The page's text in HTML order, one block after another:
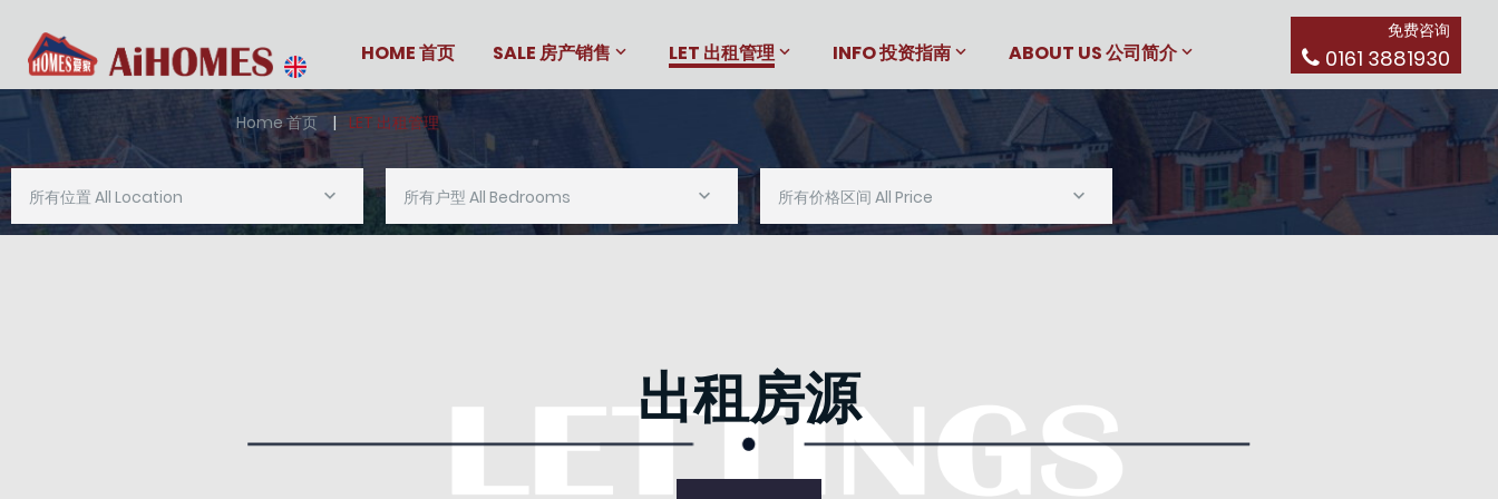
免费咨询
0161 3881930
HOME 首页 SALE 房产销售 LET 出租管理 INFO 投资指南 ABOUT US 公司简介
Home 首页 LET 出租管理
所有位置 All Location 所有户型 All Bedrooms 所有价格区间 All Price
出租房源